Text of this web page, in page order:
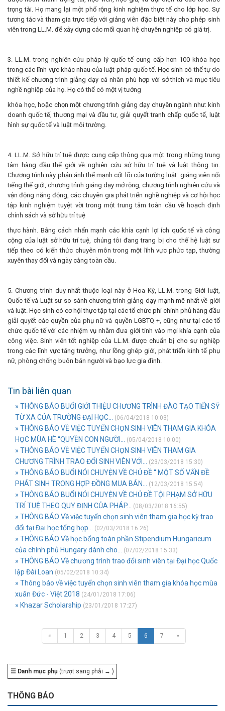
trọng tài. Họ mang lại một phổ rộng kinh nghiệm thực tế cho lớp học. Sự
tương tác và tham gia trực tiếp với giảng viên đặc biệt này cho phép sinh
viên trong LL.M. để xây dựng các mối quan hệ chuyên nghiệp có giá trị.
3. LL.M. trong nghiên cứu pháp lý quốc tế cung cấp hơn 100 khóa học
trong các lĩnh vực khác nhau của luật pháp quốc tế. Học sinh có thể tự do
thiết kế chương trình giảng dạy cá nhân phù hợp với sở thích và mục tiêu
nghề nghiệp của họ. Họ có thể có một vị tướng
khóa học, hoặc chọn một chương trình giảng dạy chuyên ngành như: kinh
doanh quốc tế, thương mại và đầu tư, giải quyết tranh chấp quốc tế, luật
hình sự quốc tế và luật môi trường.
4. LL.M. Sở hữu trí tuệ được cung cấp thông qua một trong những trung
tâm hàng đầu thế giới về nghiên cứu sở hữu trí tuệ và luật thông tin.
Chương trình này phản ánh thế mạnh cốt lõi của trường luật: giảng viên nổi
tiếng thế giới, chương trình giảng dạy mở rộng, chương trình nghiên cứu và
vận động năng động, các chuyên gia phát triển nghề nghiệp và cơ hội học
tập kinh nghiệm tuyệt vời trong một trung tâm toàn cầu về hoạch định
chính sách và sở hữu trí tuệ
thực hành. Bằng cách nhấn mạnh các khía cạnh lợi ích quốc tế và công
cộng của luật sở hữu trí tuệ, chúng tôi đang trang bị cho thế hệ luật sư
tiếp theo có kiến ​​thức chuyên môn trong một lĩnh vực phức tạp, thường
xuyên thay đổi và ngày càng toàn cầu.
5. Chương trình duy nhất thuộc loại này ở Hoa Kỳ, LL.M. trong Giới luật,
Quốc tế và Luật sư so sánh chương trình giảng dạy mạnh mẽ nhất về giới
và luật. Học sinh có cơ hội thực tập tại các tổ chức phi chính phủ hàng đầu
giải quyết các quyền của phụ nữ và quyền LGBTQ +, cũng như tại các tổ
chức quốc tế với các nhiệm vụ nhằm đưa giới tính vào mọi khía cạnh của
công việc. Sinh viên tốt nghiệp của LL.M. được chuẩn bị cho sự nghiệp
trong các lĩnh vực tăng trưởng, như lồng ghép giới, phát triển kinh tế phụ
nữ, phòng chống buôn bán người và bạo lực gia đình.
Tin bài liên quan
» THÔNG BÁO BUỔI GIỚI THIỆU CHƯƠNG TRÌNH ĐÀO TẠO TIẾN SỸ
TỪ XA CỦA TRƯỜNG ĐẠI HỌC...
(06/04/2018 10:03)
» THÔNG BÁO VỀ VIỆC TUYỂN CHỌN SINH VIÊN THAM GIA KHÓA
HỌC MÙA HÈ “QUYỀN CON NGƯỜI...
(05/04/2018 10:00)
» THÔNG BÁO VỀ VIỆC TUYỂN CHỌN SINH VIÊN THAM GIA
CHƯƠNG TRÌNH TRAO ĐỔI SINH VIÊN VỚI...
(23/03/2018 15:30)
» THÔNG BÁO BUỔI NÓI CHUYỆN VỀ CHỦ ĐỀ “ MỘT SỐ VẤN ĐỀ
PHÁT SINH TRONG HỢP ĐỒNG MUA BÁN...
(12/03/2018 15:54)
» THÔNG BÁO BUỔI NÓI CHUYỆN VỀ CHỦ ĐỀ TỘI PHẠM SỞ HỮU
TRÍ TUỆ THEO QUY ĐỊNH CỦA PHÁP...
(08/03/2018 16:55)
» THÔNG BÁO Về việc tuyển chọn sinh viên tham gia học kỳ trao
đổi tại Đại học tổng hợp...
(02/03/2018 16:26)
» THÔNG BÁO Về học bổng toàn phần Stipendium Hungaricum
của chính phủ Hungary dành cho...
(07/02/2018 15:33)
» THÔNG BÁO Về chương trình trao đổi sinh viên tại Đại học Quốc
lập Đài Loan (05/02/2018 10:34)
» Thông báo về việc tuyển chọn sinh viên tham gia khóa học mùa
xuân Đức - Việt 2018 (24/01/2018 17:06)
» Khazar Scholarship (23/01/2018 17:27)
« 1 2 3 4 5 6 7 »
☰ Danh mục phụ (trượt sang phải → )
THÔNG BÁO